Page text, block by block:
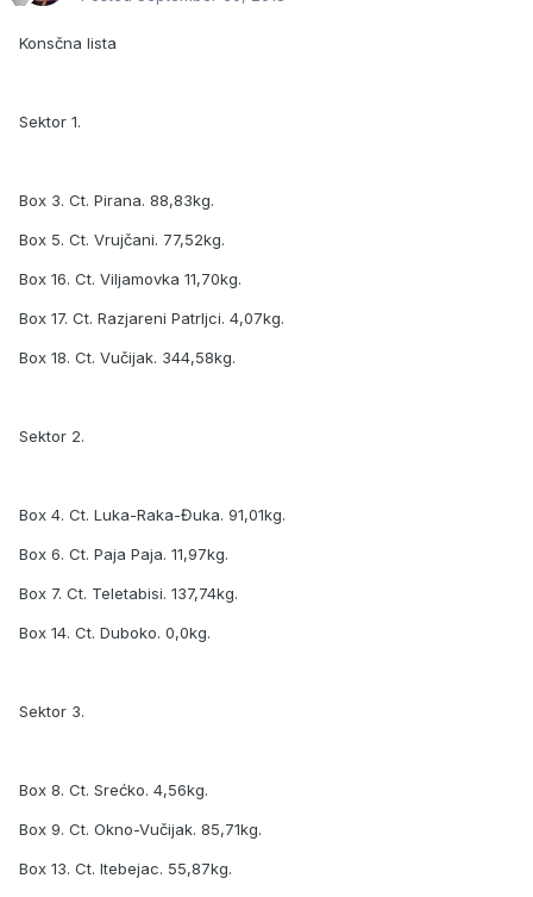
Konsčna lista
Sektor 1.
Box 3. Ct. Pirana. 88,83kg.
Box 5. Ct. Vrujčani. 77,52kg.
Box 16. Ct. Viljamovka 11,70kg.
Box 17. Ct. Razjareni Patrljci. 4,07kg.
Box 18. Ct. Vučijak. 344,58kg.
Sektor 2.
Box 4. Ct. Luka-Raka-Đuka. 91,01kg.
Box 6. Ct. Paja Paja. 11,97kg.
Box 7. Ct. Teletabisi. 137,74kg.
Box 14. Ct. Duboko. 0,0kg.
Sektor 3.
Box 8. Ct. Srećko. 4,56kg.
Box 9. Ct. Okno-Vučijak. 85,71kg.
Box 13. Ct. Itebejac. 55,87kg.